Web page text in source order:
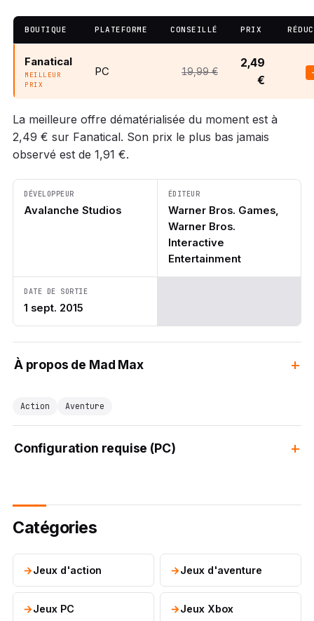
BOUTIQUE PLATEFORME CONSEILLÉ PRIX
Fanatical
MEILLEUR
PRIX
PC 19,99 €
2,49
€
La meilleure offre dématérialisée du moment est à
2,49 € sur Fanatical. Son prix le plus bas jamais
observé est de 1,91 €.
DÉVELOPPEUR
Avalanche Studios
ÉDITEUR
Warner Bros. Games,
Warner Bros.
Interactive
Entertainment
DATE DE SORTIE
1 sept. 2015
À propos de Mad Max
Action Aventure
Configuration requise (PC)
Catégories
Jeux d'action Jeux d'aventure
Jeux PC Jeux Xbox